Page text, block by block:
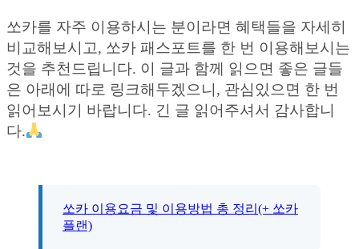
쏘카를 자주 이용하시는 분이라면 혜택들을 자세히
비교해보시고, 쏘카 패스포트를 한 번 이용해보시는
것을 추천드립니다. 이 글과 함께 읽으면 좋은 글들
은 아래에 따로 링크해두겠으니, 관심있으면 한 번
읽어보시기 바랍니다. 긴 글 읽어주셔서 감사합니
다.
쏘카 이용요금 및 이용방법 총 정리(+ 쏘카
플랜)